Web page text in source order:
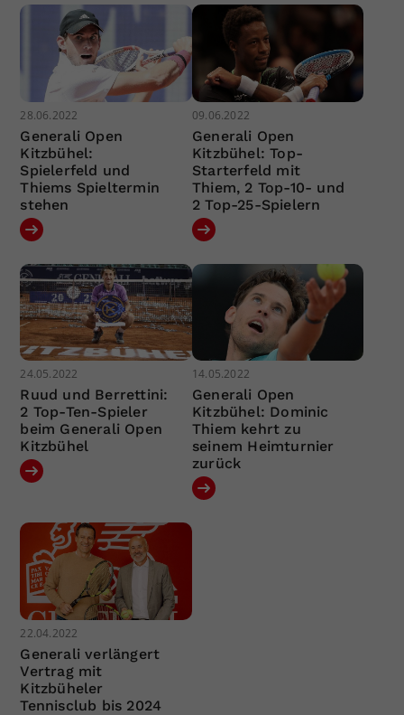
28.06.2022
Generali Open
Kitzbühel:
Spielerfeld und
Thiems Spieltermin
stehen
09.06.2022
Generali Open
Kitzbühel: Top-
Starterfeld mit
Thiem, 2 Top-10- und
2 Top-25-Spielern
24.05.2022
Ruud und Berrettini:
2 Top-Ten-Spieler
beim Generali Open
Kitzbühel
14.05.2022
Generali Open
Kitzbühel: Dominic
Thiem kehrt zu
seinem Heimturnier
zurück
22.04.2022
Generali verlängert
Vertrag mit
Kitzbüheler
Tennisclub bis 2024